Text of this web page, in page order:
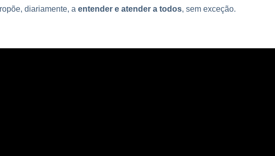
diariamente, a entender e atender a todos, sem exceção.